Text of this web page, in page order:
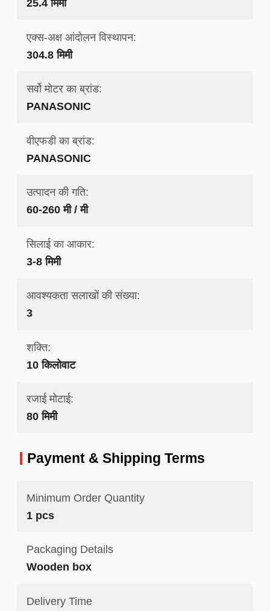
25.4 मिमी
एक्स-अक्ष आंदोलन विस्थापन:
304.8 मिमी
सर्वो मोटर का ब्रांड:
PANASONIC
वीएफडी का ब्रांड:
PANASONIC
उत्पादन की गति:
60-260 मी / मी
सिलाई का आकार:
3-8 मिमी
आवश्यकता सलाखों की संख्या:
3
शक्ति:
10 किलोवाट
रजाई मोटाई:
80 मिमी
Payment & Shipping Terms
Minimum Order Quantity
1 pcs
Packaging Details
Wooden box
Delivery Time